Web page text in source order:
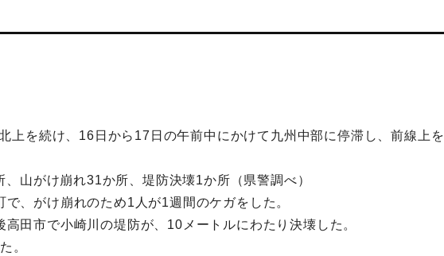
上を続け、16日から17日の午前中にかけて九州中部に停滞し、前線上
山がけ崩れ31か所、堤防決壊1か所（県警調べ）
、がけ崩れのため1人が1週間のケガをした。
田市で小崎川の堤防が、10メートルにわたり決壊した。
。